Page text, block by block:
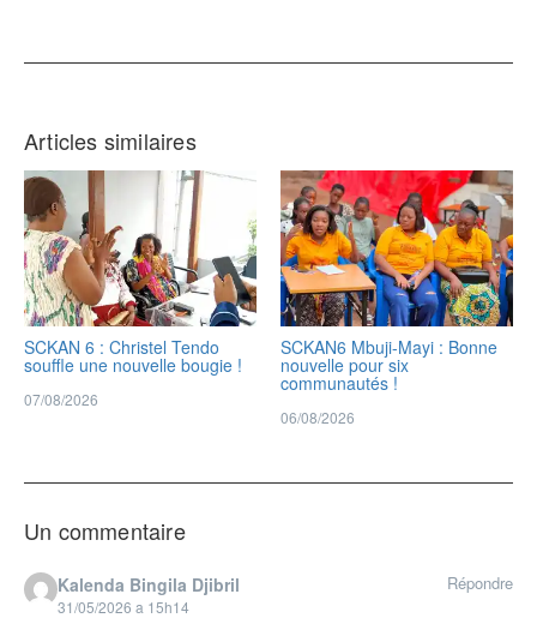
Articles similaires
SCKAN 6 : Christel Tendo
souffle une nouvelle bougie !
07/08/2026
SCKAN6 Mbuji-Mayi : Bonne
nouvelle pour six
communautés !
06/08/2026
Un commentaire
Kalenda Bingila Djibril
31/05/2026 a 15h14
Répondre